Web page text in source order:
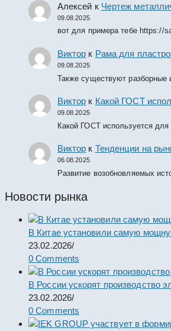
Алексей к Чертеж
09.08.2025
вот для примера тебе https://
Виктор к Рама для
09.08.2025
Также существуют разборные
Виктор к Какой ГОСТ
09.08.2025
Какой ГОСТ используется
Виктор к Тенденции на
06.08.2025
Развитие возобновляемых
Новости рынка
В Китае установили самую
23.02.2026/
0 Comments
В России ускорят производство
23.02.2026/
0 Comments